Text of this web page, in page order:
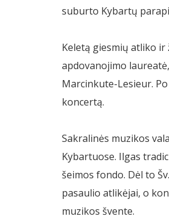
suburto Kybartų
Keletą giesmių atliko ir
apdovanojimo
Marcinkute-Lesieur.
koncertą.
Sakralinės muzikos
Kybartuose. Ilgas
šeimos fondo. Dėl to
pasaulio atlikėjai, o
muzikos švente.